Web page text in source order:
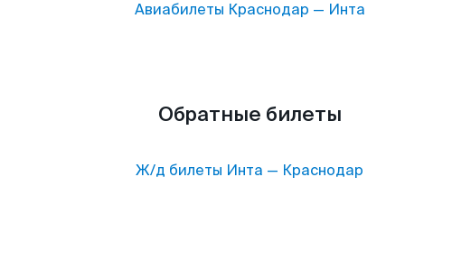
Авиабилеты Краснодар — Инта
Обратные билеты
Ж/д билеты Инта — Краснодар